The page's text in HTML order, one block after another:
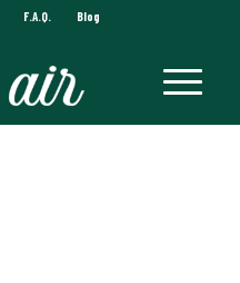
F.A.Q. Blog